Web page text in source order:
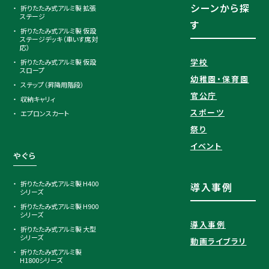
折りたたみ式アルミ製 拡張
ステージ
折りたたみ式アルミ製 仮設
ステージデッキ（車いす席対
応）
折りたたみ式アルミ製 仮設
スロープ
ステップ（昇降用階段）
収納キャリィ
エプロンスカート
やぐら
折りたたみ式アルミ製 H400
シリーズ
折りたたみ式アルミ製 H900
シリーズ
折りたたみ式アルミ製 大型
シリーズ
折りたたみ式アルミ製
H1800シリーズ
シーンから探
す
学校
幼稚園・保育園
官公庁
スポーツ
祭り
イベント
導入事例
導入事例
動画ライブラリ